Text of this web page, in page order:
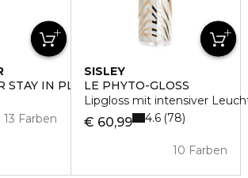
STAY IN PLACE LIP
13 Farben
SISLEY
LE PHYTO-GLOSS
Lipgloss mit intensiver
€ 60,99
10 Farben
4.6 78